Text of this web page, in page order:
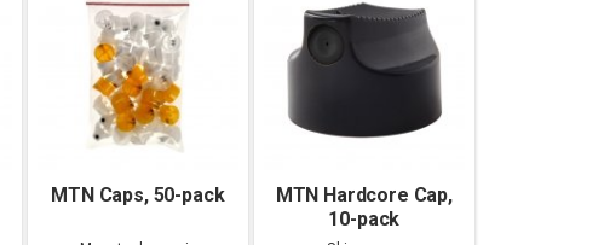
MTN Caps, 50-pack
MTN Hardcore Cap,
10-pack